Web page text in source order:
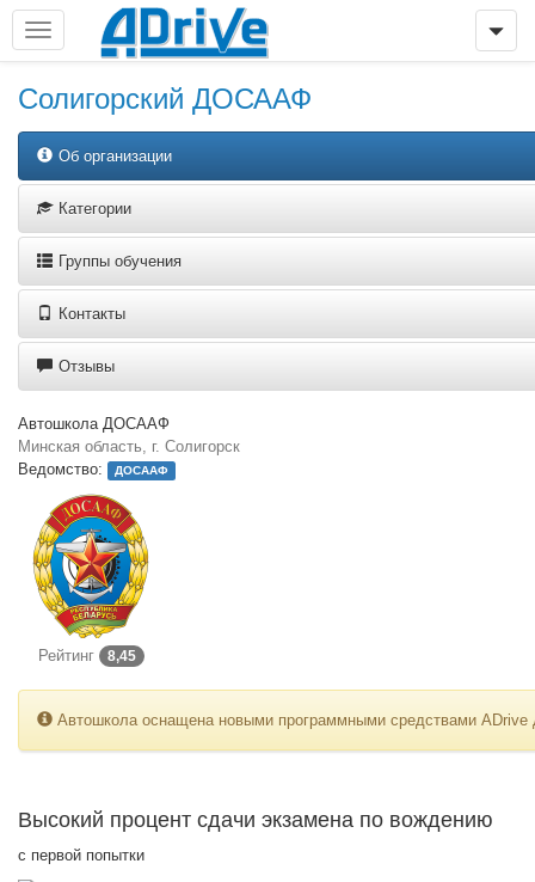
Солигорский ДОСААФ
Об организации
Категории
Группы обучения
Контакты
Отзывы
Автошкола ДОСААФ
Минская область, г. Солигорск
Ведомство:
ДОСААФ
Рейтинг 8,45
Автошкола оснащена новыми программными средствами ADrive
Высокий процент cдачи экзамена по вождению
с первой попытки